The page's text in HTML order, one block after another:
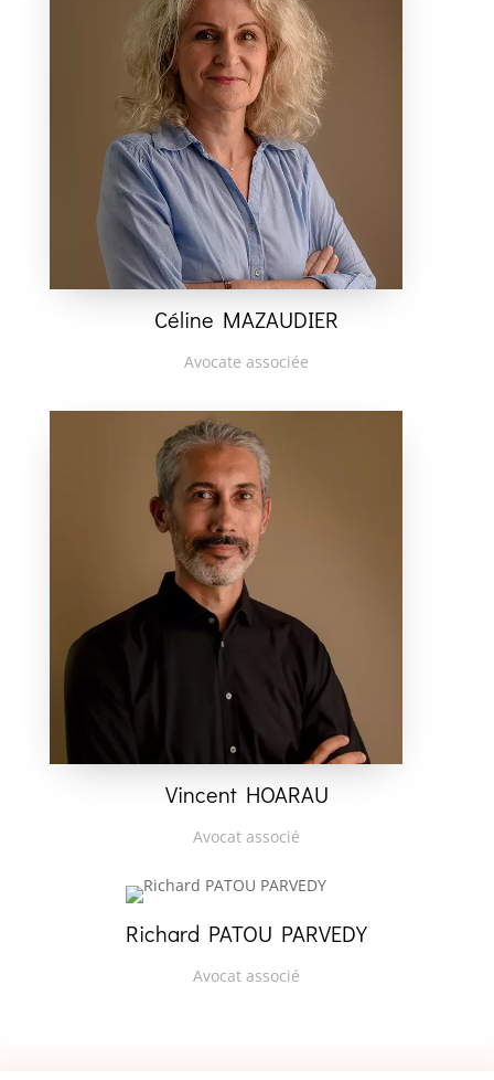
Céline MAZAUDIER
Avocate associée
Vincent HOARAU
Avocat associé
Richard PATOU PARVEDY
Avocat associé